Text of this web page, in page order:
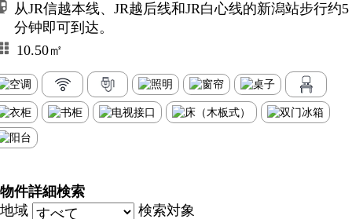
从JR信越本线、JR越后线和JR白心线的新潟站步行约5
分钟即可到达。
10.50㎡
物件詳細検索
地域
検索対象